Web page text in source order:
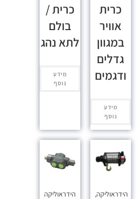
כרית
אוויר
במגוון
גדלים
ודגמים
מידע
נוסף
כרית /
בולם
לתא נהג
מידע
נוסף
הידראוליקה,
הידראוליקה